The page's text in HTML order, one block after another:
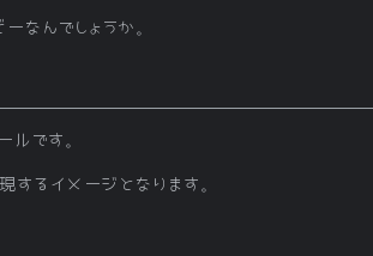
なんでしょうか。
ルです。
るイメージとなります。